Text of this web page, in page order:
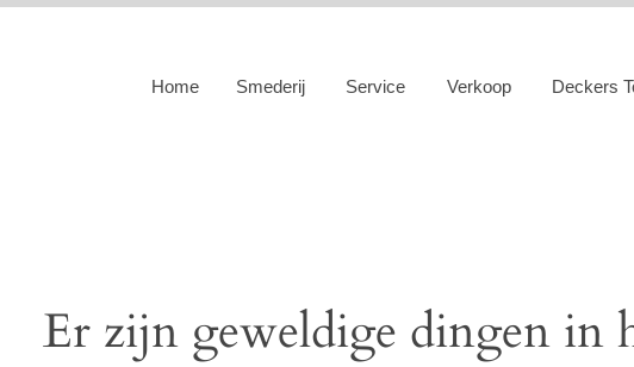
Home Smederij Service Verkoop Deckers
Er zijn geweldige dingen in